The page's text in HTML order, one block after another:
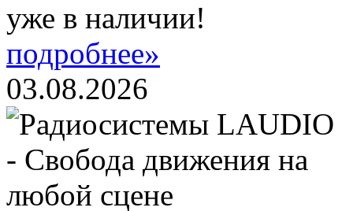
уже в наличии!
подробнее»
03.08.2026